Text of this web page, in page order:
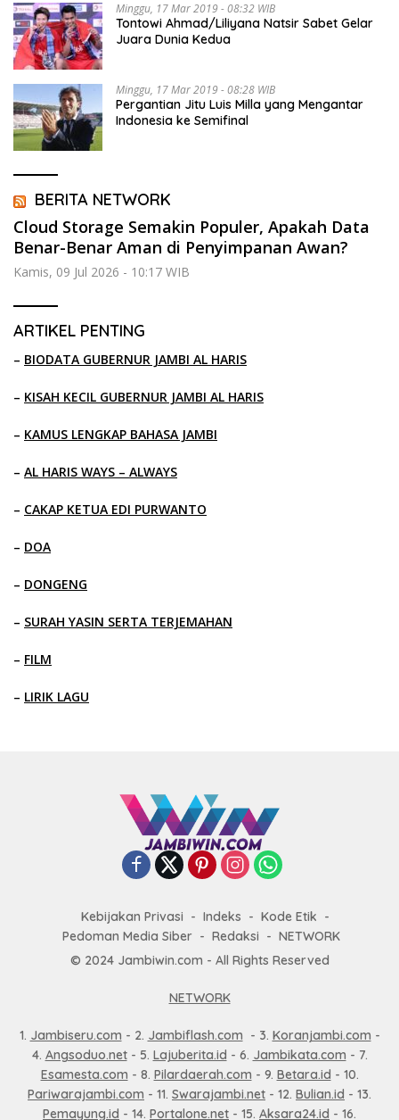
Minggu, 17 Mar 2019 - 08:32 WIB
Tontowi Ahmad/Liliyana Natsir Sabet Gelar
Juara Dunia Kedua
Minggu, 17 Mar 2019 - 08:28 WIB
Pergantian Jitu Luis Milla yang Mengantar
Indonesia ke Semifinal
BERITA NETWORK
Cloud Storage Semakin Populer, Apakah Data
Benar-Benar Aman di Penyimpanan Awan?
Kamis, 09 Jul 2026 - 10:17 WIB
ARTIKEL PENTING
– BIODATA GUBERNUR JAMBI AL HARIS
– KISAH KECIL GUBERNUR JAMBI AL HARIS
– KAMUS LENGKAP BAHASA JAMBI
– AL HARIS WAYS – ALWAYS
– CAKAP KETUA EDI PURWANTO
– DOA
– DONGENG
– SURAH YASIN SERTA TERJEMAHAN
– FILM
– LIRIK LAGU
Kebijakan Privasi Indeks
Kode Etik
Pedoman Media Siber
Redaksi
NETWORK
© 2024 Jambiwin.com - All Rights Reserved
NETWORK
1. Jambiseru.com - 2. Jambiflash.com - 3. Koranjambi.com -
4. Angsoduo.net- 5. Lajuberita.id - 6. Jambikata.com - 7.
Esamesta.com - 8. Pilardaerah.com - 9. Betara.id - 10.
Pariwarajambi.com - 11. Swarajambi.net - 12. Bulian.id - 13.
Pemayung.id - 14. Portalone.net - 15. Aksara24.id - 16.